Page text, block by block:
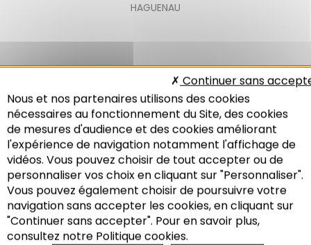
Recherche
HAGUENAU
Les Notes de l'Adeus
n°80 : Habitat
Nous et nos partenaires utilisons des cookies
nécessaires au fonctionnement du Site, des cookies
de mesures d'audience et des cookies améliorant
l'expérience de navigation notamment l'affichage de
vidéos. Vous pouvez choisir de tout accepter ou de
personnaliser vos choix en cliquant sur "Personnaliser".
Vous pouvez également choisir de poursuivre votre
navigation sans accepter les cookies, en cliquant sur
"Continuer sans accepter". Pour en savoir plus,
consultez notre Politique cookies.
Continuer sans